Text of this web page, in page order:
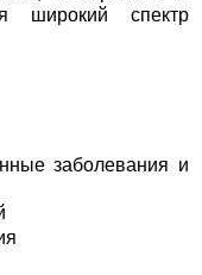
широкий спектр
заболевания и